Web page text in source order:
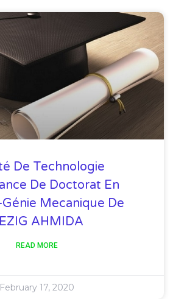
De Technologie
De Doctorat En
Mecanique De
AHMIDA
READ MORE
February 17, 2020